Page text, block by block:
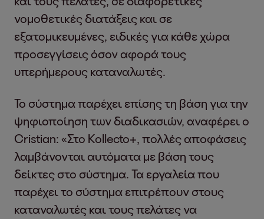
νομοθετικές διατάξεις και σε
εξατομικευμένες, ειδικές για κάθε χώρα
προσεγγίσεις όσον αφορά τους
υπερήμερους καταναλωτές.
Το σύστημα παρέχει επίσης τη βάση για την
ψηφιοποίηση των διαδικασιών, αναφέρει ο
Cristian: «Στο Kollecto+, πολλές αποφάσεις
λαμβάνονται αυτόματα με βάση τους
δείκτες στο σύστημα. Τα εργαλεία που
παρέχει το σύστημα επιτρέπουν στους
καταναλωτές και τους πελάτες να